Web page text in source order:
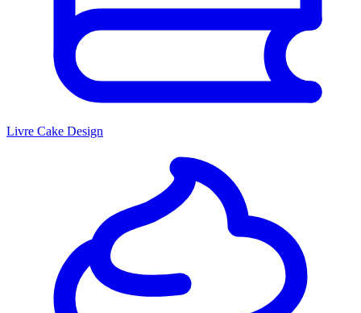
Livre Cake Design